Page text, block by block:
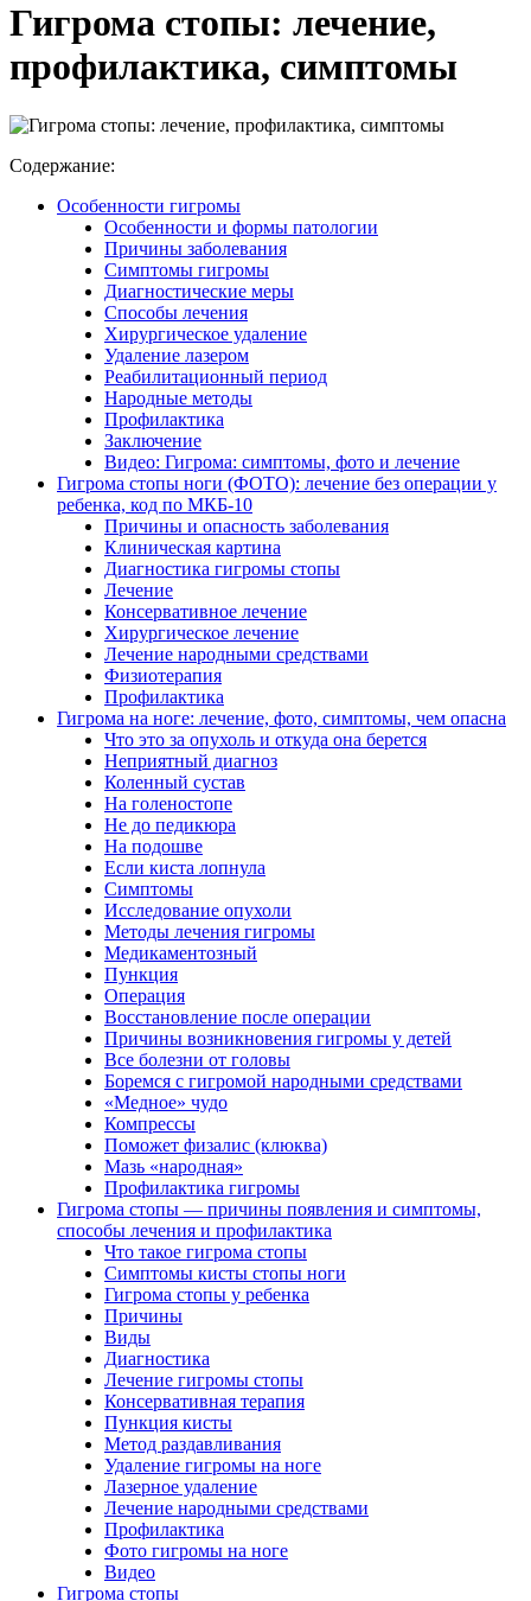
Гигрома стопы: лечение,
профилактика, симптомы
Содержание:
Особенности гигромы
Особенности и формы патологии
Причины заболевания
Симптомы гигромы
Диагностические меры
Способы лечения
Хирургическое удаление
Удаление лазером
Реабилитационный период
Народные методы
Профилактика
Заключение
Видео: Гигрома: симптомы, фото и лечение
Гигрома стопы ноги (ФОТО): лечение без операции у
ребенка, код по МКБ-10
Причины и опасность заболевания
Клиническая картина
Диагностика гигромы стопы
Лечение
Консервативное лечение
Хирургическое лечение
Лечение народными средствами
Физиотерапия
Профилактика
Гигрома на ноге: лечение, фото, симптомы, чем опасна
Что это за опухоль и откуда она берется
Неприятный диагноз
Коленный сустав
На голеностопе
Не до педикюра
На подошве
Если киста лопнула
Симптомы
Исследование опухоли
Методы лечения гигромы
Медикаментозный
Пункция
Операция
Восстановление после операции
Причины возникновения гигромы у детей
Все болезни от головы
Боремся с гигромой народными средствами
«Медное» чудо
Компрессы
Поможет физалис (клюква)
Мазь «народная»
Профилактика гигромы
Гигрома стопы — причины появления и симптомы,
способы лечения и профилактика
Что такое гигрома стопы
Симптомы кисты стопы ноги
Гигрома стопы у ребенка
Причины
Виды
Диагностика
Лечение гигромы стопы
Консервативная терапия
Пункция кисты
Метод раздавливания
Удаление гигромы на ноге
Лазерное удаление
Лечение народными средствами
Профилактика
Фото гигромы на ноге
Видео
Гигрома стопы